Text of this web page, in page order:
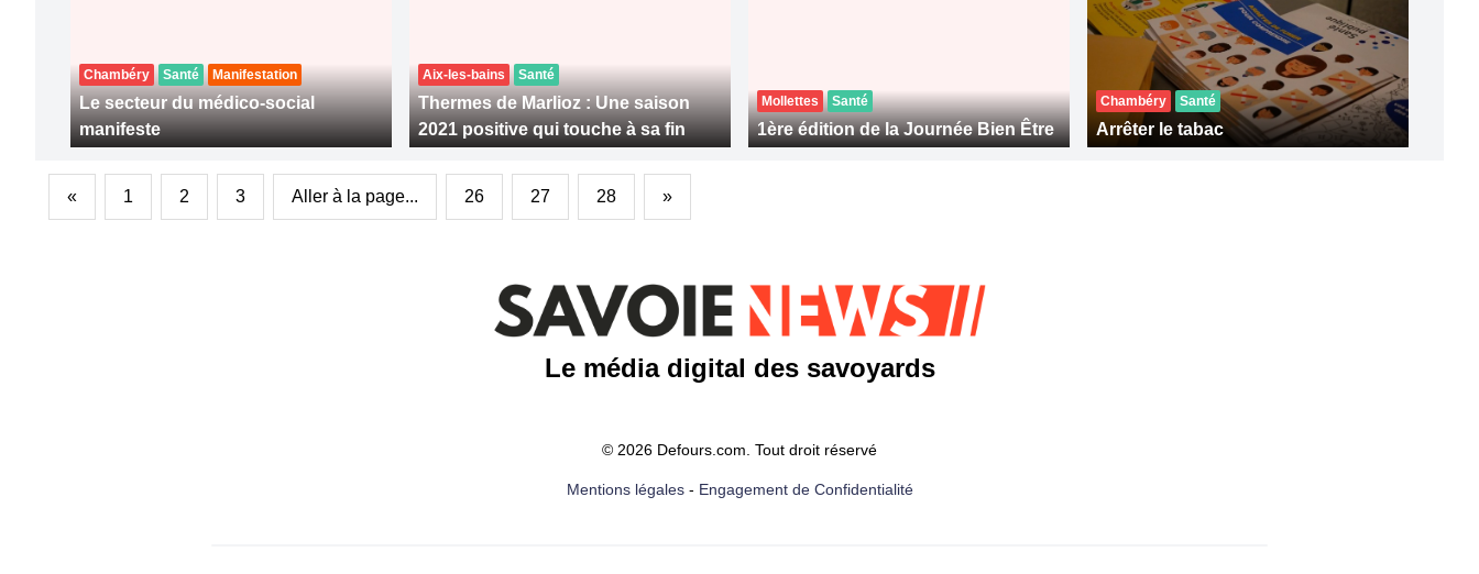
Chambéry Santé Manifestation
Le secteur du médico-social
manifeste
Aix-les-bains Santé
Thermes de Marlioz : Une saison
2021 positive qui touche à sa fin
Mollettes Santé
1ère édition de la Journée Bien Être
Chambéry Santé
Arrêter le tabac
« 1 2 3 Aller à la page... 26 27 28 »
Le média digital des savoyards
© 2026 Defours.com. Tout droit réservé
Mentions légales- Engagement de Confidentialité